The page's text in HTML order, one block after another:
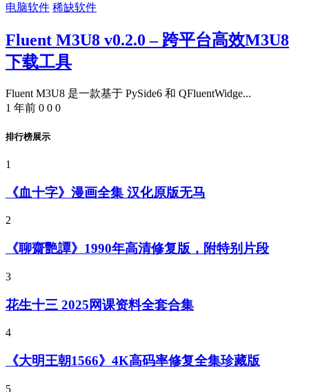
电脑软件 稀缺软件
Fluent M3U8 v0.2.0 – 跨平台高效M3U8
下载工具
Fluent M3U8 是一款基于 PySide6 和 QFluentWidge...
1 年前 0 0 0
排行榜展示
1
《血十字》漫画全集 汉化原版无马
2
《聊齋艷譚》1990年高清修复版，附特别片段
3
花生十三 2025网课资料全套合集
4
《大明王朝1566》4K高码率修复全集珍藏版
5